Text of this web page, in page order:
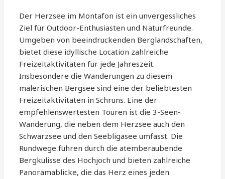
Der Herzsee im Montafon ist ein unvergessliches
Ziel für Outdoor-Enthusiasten und Naturfreunde.
Umgeben von beeindruckenden Berglandschaften,
bietet diese idyllische Location zahlreiche
Freizeitaktivitäten für jede Jahreszeit.
Insbesondere die Wanderungen zu diesem
malerischen Bergsee sind eine der beliebtesten
Freizeitaktivitäten in Schruns. Eine der
empfehlenswertesten Touren ist die 3-Seen-
Wanderung, die neben dem Herzsee auch den
Schwarzsee und den Seebligasee umfasst. Die
Rundwege führen durch die atemberaubende
Bergkulisse des Hochjoch und bieten zahlreiche
Panoramablicke, die das Herz eines jeden